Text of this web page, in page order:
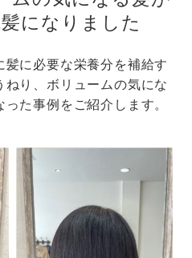
になりました
に必要な栄養分を補給す
ねり、ボリュームの気にな
た事例をご紹介します。